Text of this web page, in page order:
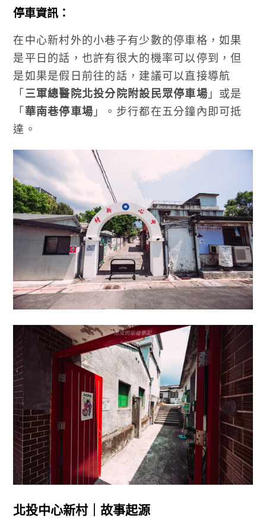
停車資訊：
在中心新村外的小巷子有少數的停車格，如果
是平日的話，也許有很大的機率可以停到，但
是如果是假日前往的話，建議可以直接導航
「三軍總醫院北投分院附設民眾停車場 」或是
「華南巷停車場 」。步行都在五分鐘內即可抵
達。
北投中心新村｜故事起源